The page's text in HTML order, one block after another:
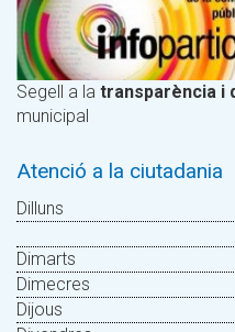
Segell a la transparència i
municipal
Atenció a la ciutadania
Dilluns
Dimarts
Dimecres
Dijous